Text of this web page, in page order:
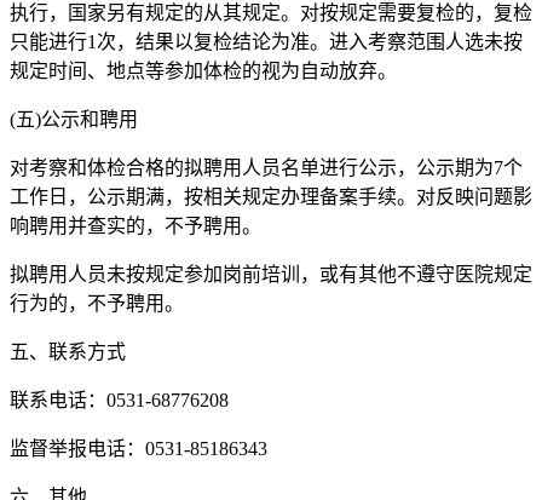
执行，国家另有规定的从其规定。对按规定需要复检的，复检
只能进行1次，结果以复检结论为准。进入考察范围人选未按
规定时间、地点等参加体检的视为自动放弃。
(五)公示和聘用
对考察和体检合格的拟聘用人员名单进行公示，公示期为7个
工作日，公示期满，按相关规定办理备案手续。对反映问题影
响聘用并查实的，不予聘用。
拟聘用人员未按规定参加岗前培训，或有其他不遵守医院规定
行为的，不予聘用。
五、联系方式
联系电话：0531-68776208
监督举报电话：0531-85186343